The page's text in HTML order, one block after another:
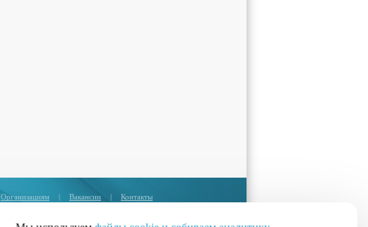
Организациям | Вакансии | Контакты